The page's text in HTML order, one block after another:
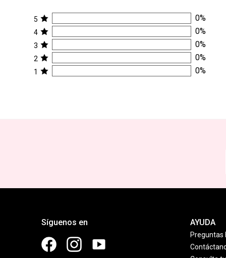
5 0%
4 0%
3 0%
2 0%
1 0%
Síguenos en AYUDA
Preguntas